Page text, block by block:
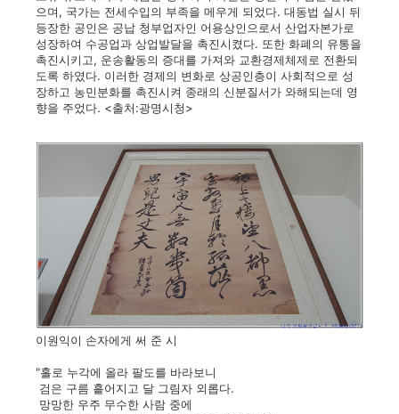
으며, 국가는 전세수입의 부족을 메우게 되었다. 대동법 실시 뒤
등장한 공인은 공납 청부업자인 어용상인으로서 산업자본가로
성장하여 수공업과 상업발달을 촉진시켰다. 또한 화폐의 유통을
촉진시키고, 운송활동의 증대를 가져와 교환경제체제로 전환되
도록 하였다. 이러한 경제의 변화로 상공인층이 사회적으로 성
장하고 농민분화를 촉진시켜 종래의 신분질서가 와해되는데 영
향을 주었다. <출처:광명시청>
이원익이 손자에게 써 준 시
"홀로 누각에 올라 팔도를 바라보니
검은 구름 흩어지고 달 그림자 외롭다.
망망한 우주 무수한 사람 중에